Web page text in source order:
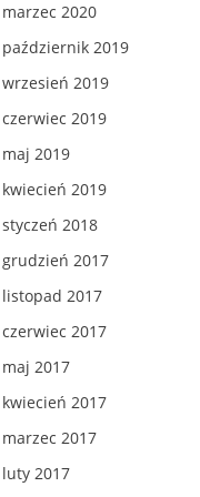
marzec 2020
październik 2019
wrzesień 2019
czerwiec 2019
maj 2019
kwiecień 2019
styczeń 2018
grudzień 2017
listopad 2017
czerwiec 2017
maj 2017
kwiecień 2017
marzec 2017
luty 2017